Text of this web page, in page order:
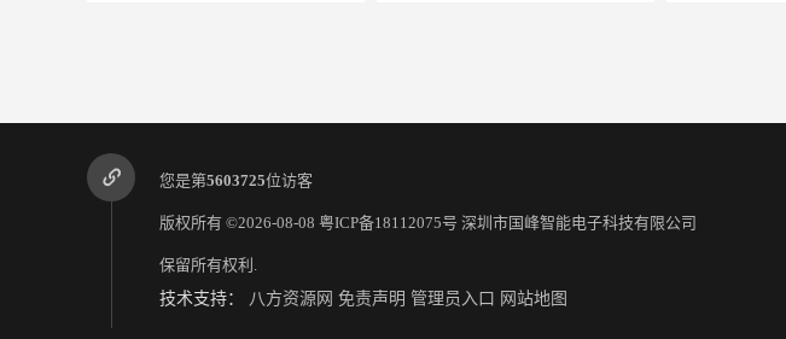
新型自助终端公司 双屏自助终端机批发 全新
您是第5603725位访客
版权所有 ©2026-08-08 粤ICP备18112075号 深圳市国峰智能电子科技有限公司
保留所有权利.
技术支持： 八方资源网 免责声明 管理员入口 网站地图